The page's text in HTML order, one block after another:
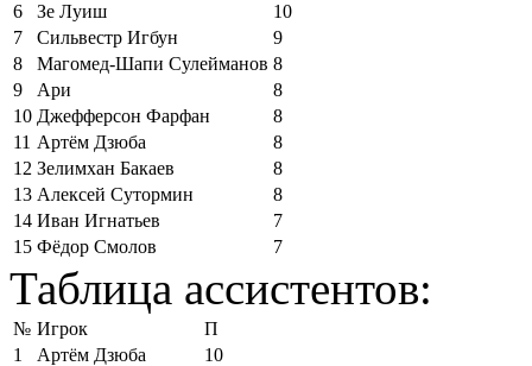
6
Зе Луиш
10
7
Сильвестр Игбун
9
8
Магомед-Шапи Сулейманов 8
9
Ари
8
10 Джефферсон Фарфан
8
11 Артём Дзюба
8
12 Зелимхан Бакаев
8
13 Алексей Сутормин
8
14 Иван Игнатьев
7
15 Фёдор Смолов 7
Таблица ассистентов:
№ Игрок
П
1
Артём Дзюба
10